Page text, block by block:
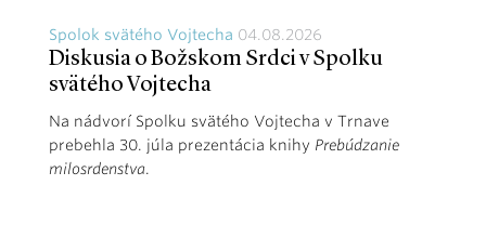
Spolok svätého Vojtecha 04.08.2026
Diskusia o Božskom Srdci v Spolku
svätého Vojtecha
Na nádvorí Spolku svätého Vojtecha v Trnave
prebehla 30. júla prezentácia knihy Prebúdzanie
milosrdenstva.